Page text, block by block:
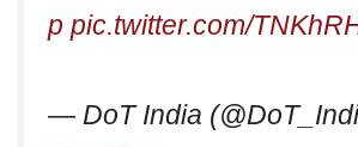
p pic.twitter.com/
— DoT India